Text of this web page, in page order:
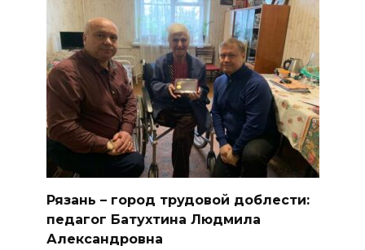
Рязань – город трудовой доблести:
педагог Батухтина Людмила
Александровна